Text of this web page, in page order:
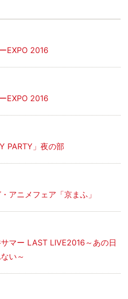
EXPO 2016
EXPO 2016
PARTY」夜の部
アニメフェア「京まふ」
サマー LAST LIVE2016～あの日
い～